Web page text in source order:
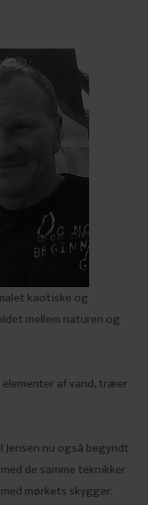
kaotiske og
mellem naturen og
af vand, træer
nu også begyndt
de samme teknikker
mørkets skygger.